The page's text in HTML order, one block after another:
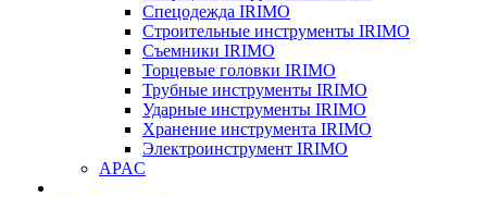
Спецодежда IRIMO
Строительные инструменты IRIMO
Съемники IRIMO
Торцевые головки IRIMO
Трубные инструменты IRIMO
Ударные инструменты IRIMO
Хранение инструмента IRIMO
Электроинструмент IRIMO
APAC